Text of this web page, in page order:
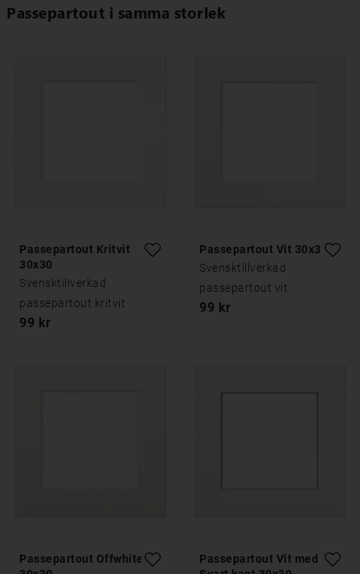
Passepartout i samma storlek
Passepartout Kritvit
30x30
Svensktillverkad
passepartout kritvit
99 kr
Passepartout Vit 30x30
Svensktillverkad
passepartout vit
99 kr
Passepartout Offwhite
Passepartout Vit med